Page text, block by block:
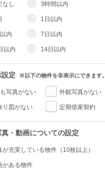
なし 3時間以内
1日以内
内 7日以内
以内 14日以内
定 ※以下の物件を非表示にできます。
写真がない 外観写真がない
り図がない 定期借家契約
・動画についての設定
が充実している物件（10枚以上）
がある物件